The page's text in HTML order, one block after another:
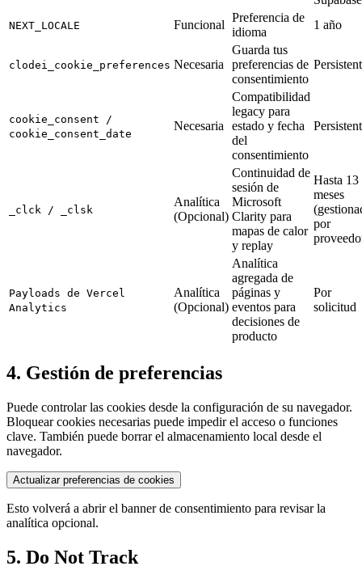
NEXT_LOCALE Funcional
Preferencia de
idioma
1 año
clodei_cookie_preferences Necesaria
Guarda tus
preferencias de
consentimiento
cookie_consent /
cookie_consent_date
Necesaria
Compatibilidad
legacy para
estado y fecha
del
consentimiento
_clck / _clsk
Analítica
(Opcional)
Continuidad de
sesión de
Microsoft
Clarity para
mapas de calor
y replay
Hasta 13
meses
por
Payloads de Vercel
Analytics
Analítica
(Opcional)
Analítica
agregada de
páginas y
eventos para
decisiones de
producto
Por
solicitud
4. Gestión de preferencias
Puede controlar las cookies desde la configuración de su navegador.
Bloquear cookies necesarias puede impedir el acceso o funciones
clave. También puede borrar el almacenamiento local desde el
navegador.
Actualizar preferencias de cookies
Esto volverá a abrir el banner de consentimiento para revisar la
analítica opcional.
5. Do Not Track